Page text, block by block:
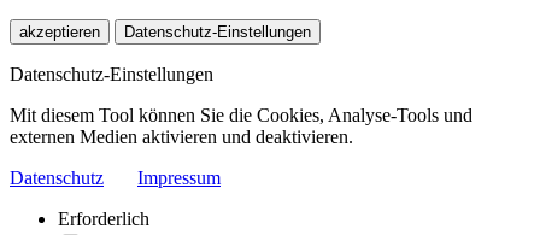
akzeptieren Datenschutz-Einstellungen
Datenschutz-Einstellungen
Mit diesem Tool können Sie die Cookies, Analyse-Tools und
externen Medien aktivieren und deaktivieren.
Datenschutz
Impressum
Erforderlich